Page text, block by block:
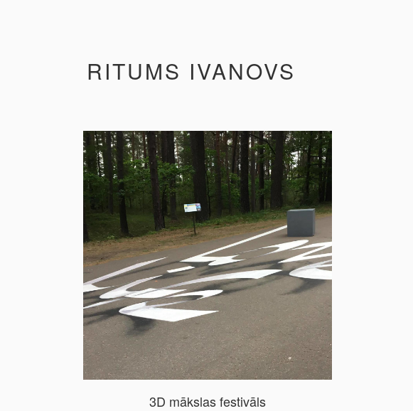
RITUMS IVANOVS
3D mākslas festivāls